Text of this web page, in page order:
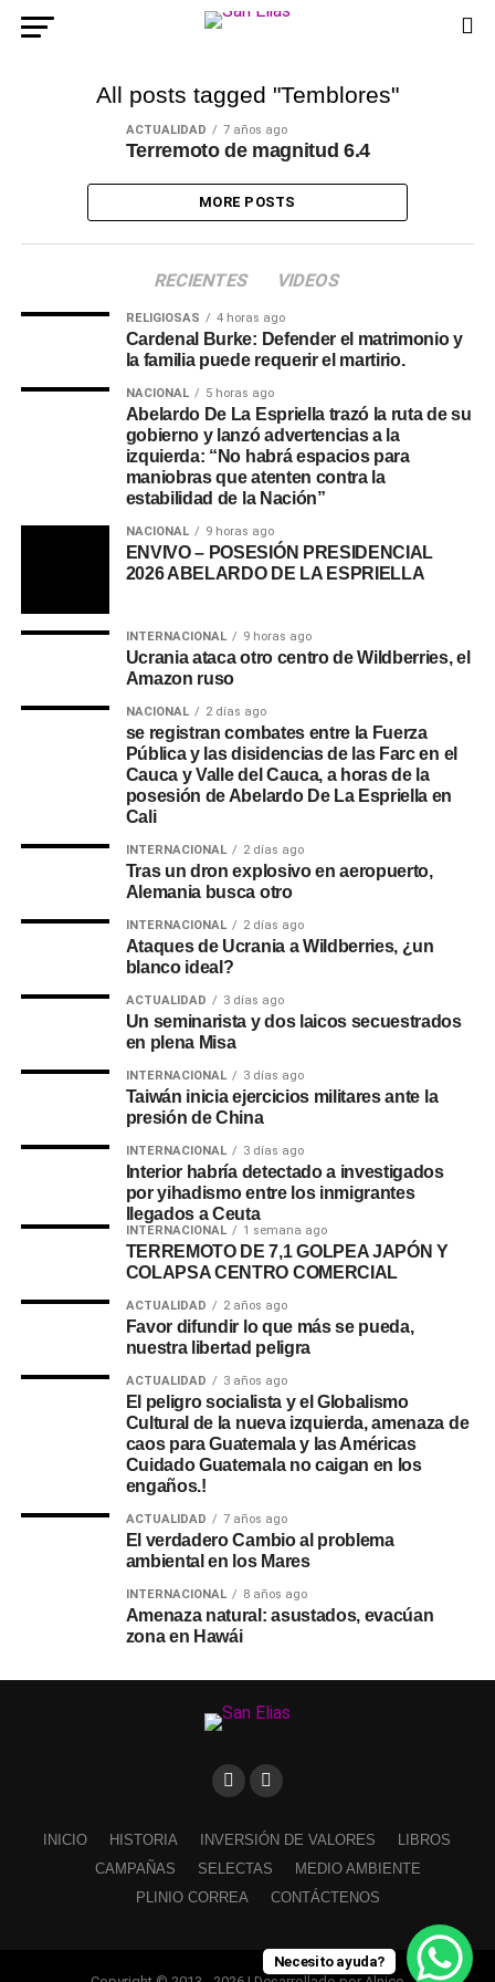
All posts tagged "Temblores"
ACTUALIDAD 7 años ago
Terremoto de magnitud 6.4
MORE POSTS
RECIENTES VIDEOS
RELIGIOSAS 4 horas ago
Cardenal Burke: Defender el matrimonio y
la familia puede requerir el martirio.
NACIONAL 5 horas ago
Abelardo De La Espriella trazó la ruta de su
gobierno y lanzó advertencias a la
izquierda: “No habrá espacios para
maniobras que atenten contra la
estabilidad de la Nación”
NACIONAL 9 horas ago
ENVIVO – POSESIÓN PRESIDENCIAL
2026 ABELARDO DE LA ESPRIELLA
INTERNACIONAL 9 horas ago
Ucrania ataca otro centro de Wildberries, el
Amazon ruso
NACIONAL 2 días ago
se registran combates entre la Fuerza
Pública y las disidencias de las Farc en el
Cauca y Valle del Cauca, a horas de la
posesión de Abelardo De La Espriella en
Cali
INTERNACIONAL 2 días ago
Tras un dron explosivo en aeropuerto,
Alemania busca otro
INTERNACIONAL 2 días ago
Ataques de Ucrania a Wildberries, ¿un
blanco ideal?
ACTUALIDAD 3 días ago
Un seminarista y dos laicos secuestrados
en plena Misa
INTERNACIONAL 3 días ago
Taiwán inicia ejercicios militares ante la
presión de China
INTERNACIONAL 3 días ago
Interior habría detectado a investigados
por yihadismo entre los inmigrantes
llegados a Ceuta
INTERNACIONAL 1 semana ago
TERREMOTO DE 7,1 GOLPEA JAPÓN Y
COLAPSA CENTRO COMERCIAL
ACTUALIDAD 2 años ago
Favor difundir lo que más se pueda,
nuestra libertad peligra
ACTUALIDAD 3 años ago
El peligro socialista y el Globalismo
Cultural de la nueva izquierda, amenaza de
caos para Guatemala y las Américas
Cuidado Guatemala no caigan en los
engaños.!
ACTUALIDAD 7 años ago
El verdadero Cambio al problema
ambiental en los Mares
INTERNACIONAL 8 años ago
Amenaza natural: asustados, evacúan
zona en Hawái
INICIO HISTORIA INVERSIÓN DE VALORES
LIBROS
CAMPAÑAS
SELECTAS
MEDIO AMBIENTE
PLINIO CORREA
CONTÁCTENOS
Necesito ayuda?